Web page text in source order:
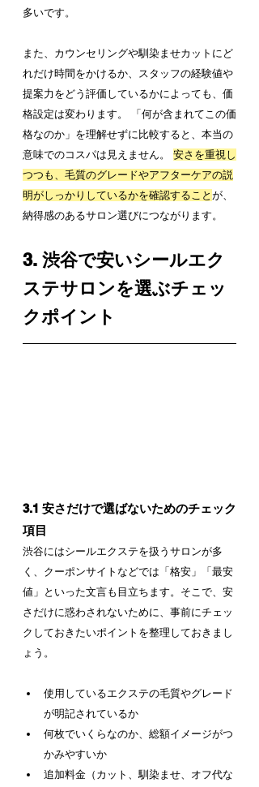
多いです。
また、カウンセリングや馴染ませカットにど
れだけ時間をかけるか、スタッフの経験値や
提案力をどう評価しているかによっても、価
格設定は変わります。 「何が含まれてこの価
格なのか」を理解せずに比較すると、本当の
意味でのコスパは見えません。 安さを重視し
つつも、毛質のグレードやアフターケアの説
明がしっかりしているかを確認すること が、
納得感のあるサロン選びにつながります。
3. 渋谷で安いシールエク
ステサロンを選ぶチェッ
クポイント
3.1 安さだけで選ばないためのチェック
項目
渋谷にはシールエクステを扱うサロンが多
く、クーポンサイトなどでは「格安」「最安
値」といった文言も目立ちます。そこで、安
さだけに惑わされないために、事前にチェッ
クしておきたいポイントを整理しておきまし
ょう。
使用しているエクステの毛質やグレード
が明記されているか
何枚でいくらなのか、総額イメージがつ
かみやすいか
追加料金（カット、馴染ませ、オフ代な